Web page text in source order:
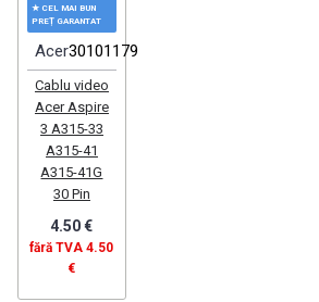
★ CEL MAI BUN
PREȚ GARANTAT
Acer30101179
Cablu video
Acer Aspire
3 A315-33
A315-41
A315-41G
30 Pin
4.50 €
fără TVA 4.50
€